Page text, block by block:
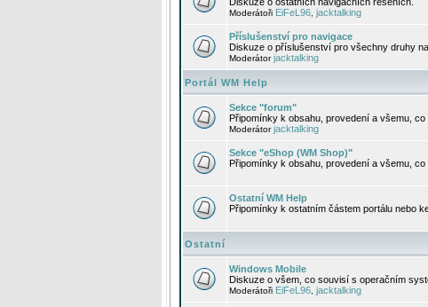
Moderátoři EiFeL96 jacktalking
Příslušenství pro navigace
Diskuze o příslušenství pro všechny druhy
Moderátorjacktalking
Portál WM Help
Sekce "forum"
Připomínky k obsahu, provedení a všemu,
Moderátorjacktalking
Sekce "eShop (WM Shop)"
Připomínky k obsahu, provedení a všemu,
Ostatní WM Help
Připomínky k ostatním částem portálu nebo
Ostatní
Windows Mobile
Diskuze o všem, co souvisí s operačním
Moderátoři EiFeL96 jacktalking